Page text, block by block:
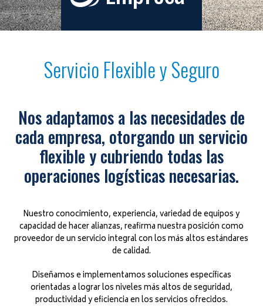
Servicio Flexible y Seguro
Nos adaptamos a las necesidades de
cada empresa, otorgando un servicio
flexible y cubriendo todas las
operaciones logísticas necesarias.
Nuestro conocimiento, experiencia, variedad de equipos y
capacidad de hacer alianzas, reafirma nuestra posición como
proveedor de un servicio integral con los más altos estándares
de calidad.
Diseñamos e implementamos soluciones específicas
orientadas a lograr los niveles más altos de seguridad,
productividad y eficiencia en los servicios ofrecidos.